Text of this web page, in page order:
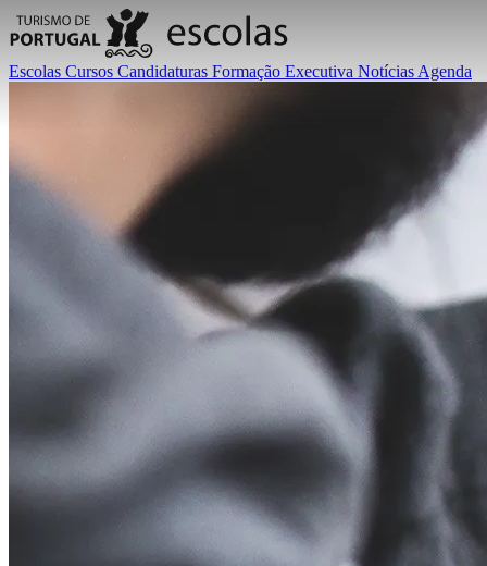
Escolas Cursos Candidaturas Formação Executiva Notícias Agenda